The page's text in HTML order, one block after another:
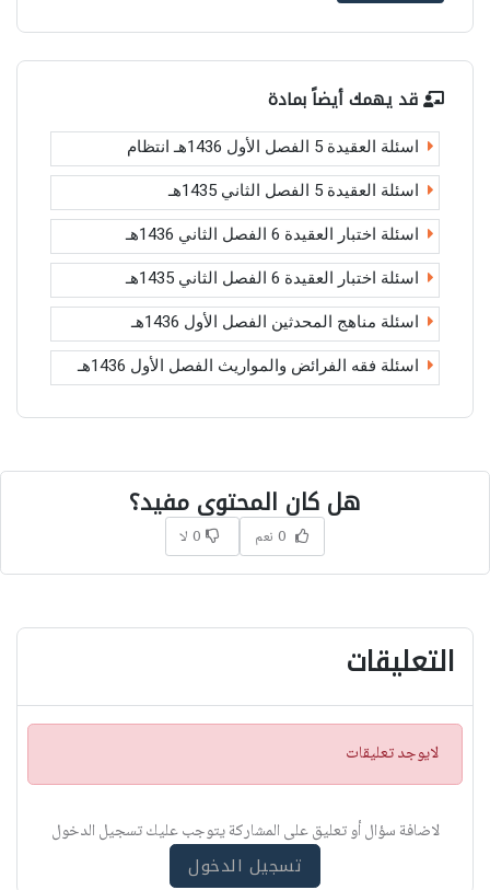
قد يهمك أيضاً بمادة
اسئلة العقيدة 5 الفصل الأول 1436هـ انتظام
اسئلة العقيدة 5 الفصل الثاني 1435هـ
اسئلة اختبار العقيدة 6 الفصل الثاني 1436هـ
اسئلة اختبار العقيدة 6 الفصل الثاني 1435هـ
اسئلة مناهج المحدثين الفصل الأول 1436هـ
اسئلة فقه الفرائض والمواريث الفصل الأول 1436هـ
هل كان المحتوى مفيد؟
0 نعم 0 لا
التعليقات
ت
ن
ي
لايوجد تعليقات
لاضافة سؤال أو تعليق على المشاركة يتوجب عليك تسجيل الدخول
تسجيل الدخول